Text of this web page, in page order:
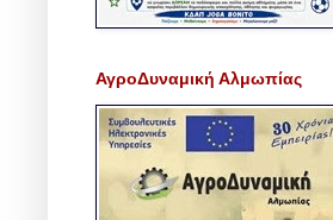
ΑγροΔυναμική Αλμωπίας